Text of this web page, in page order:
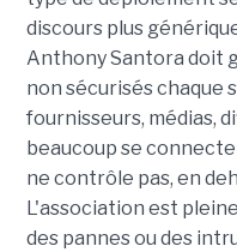
discours plus
Anthony Santora doit
non sécurisés chaque
fournisseurs, médias,
beaucoup se
ne contrôle pas, en
L'association est
des pannes ou des